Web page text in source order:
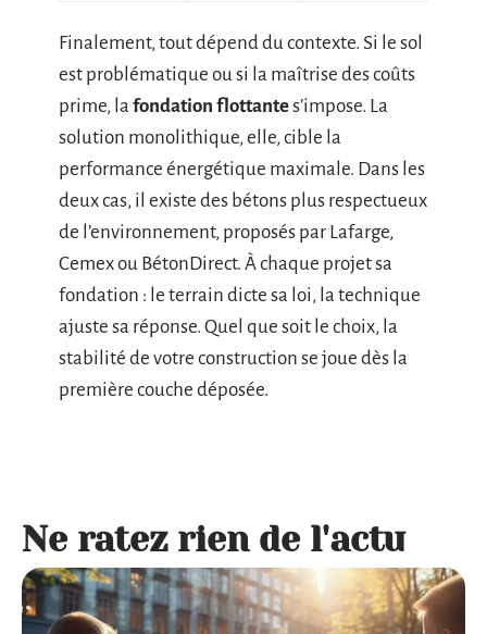
Finalement, tout dépend du contexte. Si le sol
est problématique ou si la maîtrise des coûts
prime, la fondation flottantes’impose. La
solution monolithique, elle, cible la
performance énergétique maximale. Dans les
deux cas, il existe des bétons plus respectueux
de l’environnement, proposés par Lafarge,
Cemex ou BétonDirect. À chaque projet sa
fondation : le terrain dicte sa loi, la technique
ajuste sa réponse. Quel que soit le choix, la
stabilité de votre construction se joue dès la
première couche déposée.
Ne ratez rien de l'actu